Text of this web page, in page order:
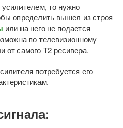
то нужно
определить вышел из строя
или на него не подается
по телевизионному
от самого Т2 ресивера.
потребуется его